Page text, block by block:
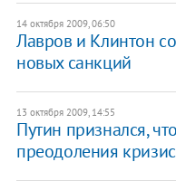
14 октября 2009, 06:50
Лавров и Клинтон
новых санкций
13 октября 2009, 14:55
Путин признался,
преодоления